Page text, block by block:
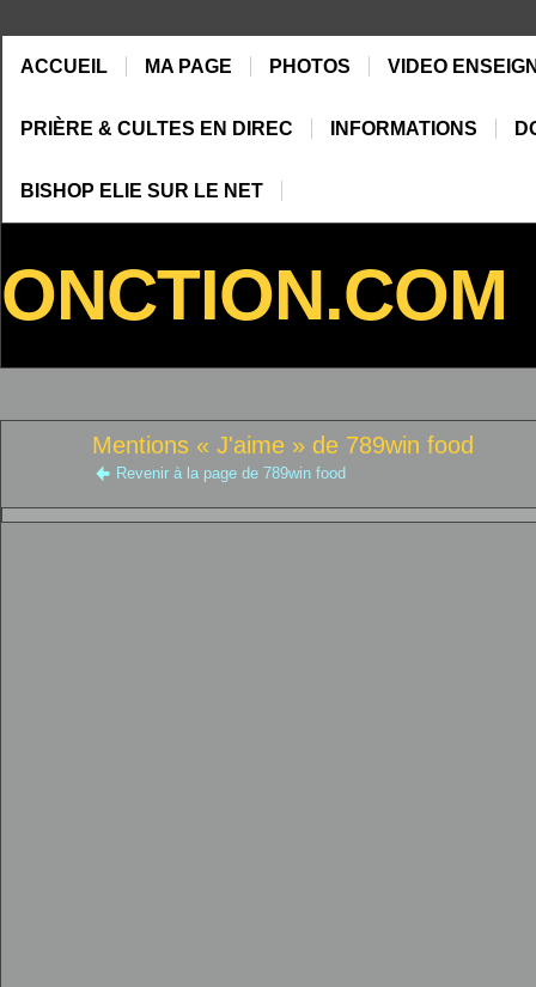
ACCUEIL MA PAGE PHOTOS VIDEO
PRIÈRE & CULTES EN DIREC INFORMATIONS
BISHOP ELIE SUR LE NET
ONCTION.COM
Mentions « J'aime » de 789win food
Revenir à la page de 789win food